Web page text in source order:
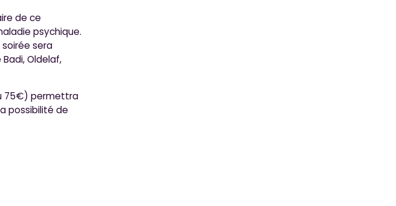
de ce
psychique.
sera
Oldelaf,
75€) permettra
possibilité de